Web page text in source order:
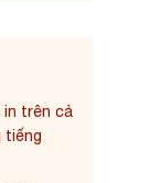
trên cả
tiếng